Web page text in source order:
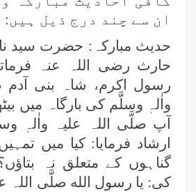
ان سے چند درج ذیل ہیں:
حدیث مبارکہ: حضرت سید نا
حارث رضی اللہ عنہ
رسول اکرم، شاہ بنی آدم
واٰلہٖ وسلَّم کی بارگاہ میں
ارشاد فرمایا: کیا میں
گناہوں کے متعلق نہ
کی: يا رسول الله صلَّی اللہ